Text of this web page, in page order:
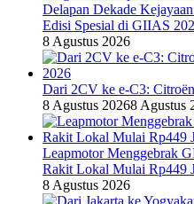
Delapan Dekade
Edisi Spesial di GIIAS
8 Agustus 2026
Dari 2CV ke e-C3:
8 Agustus 20268 Agustus
Leapmotor Menggebrak
Rakit Lokal Mulai Rp449
8 Agustus 2026